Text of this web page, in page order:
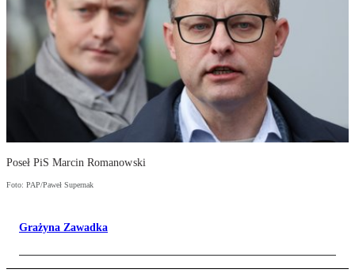
Poseł PiS Marcin Romanowski
Foto: PAP/Paweł Supernak
Grażyna Zawadka